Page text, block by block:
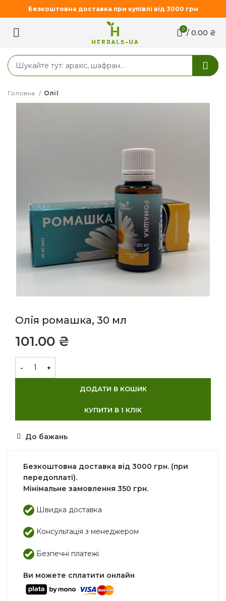
0 / 0.00 ₴
Головна Олії
Олія ромашка, 30 мл
₴
ДОДАТИ В КОШИК
КУПИТИ В 1 КЛІК
Безкоштовна доставка від 3000 грн. (при
передоплаті).
Мінімальне замовлення 350 грн.
Швидка доставка
Консультація з менеджером
Безпечні платежі
Ви можете сплатити онлайн
До бажань
Безкоштовна доставка при купівлі від 3000 грн